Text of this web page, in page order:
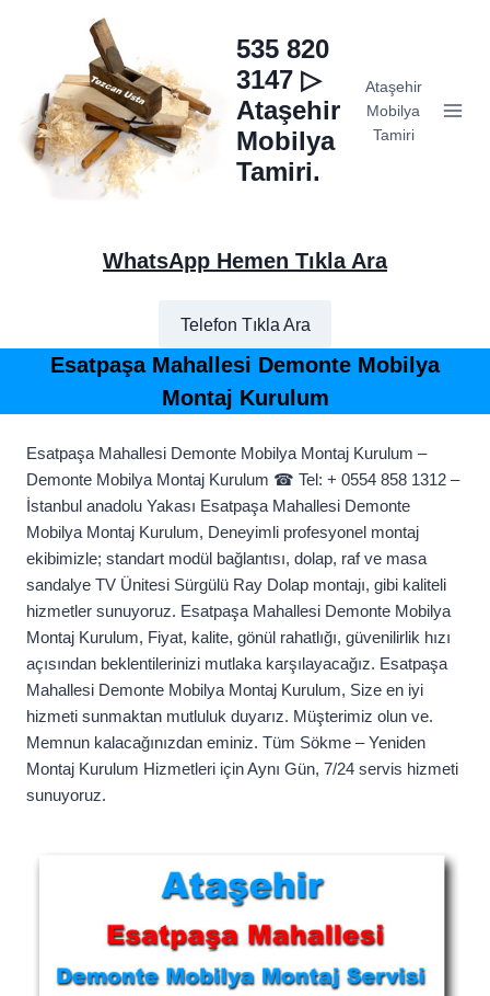
535 820
3147 ▷
Ataşehir
Mobilya
Tamiri.
Ataşehir
Mobilya
Tamiri
WhatsApp Hemen Tıkla Ara
Telefon Tıkla Ara
Esatpaşa Mahallesi Demonte Mobilya
Montaj Kurulum
Esatpaşa Mahallesi Demonte Mobilya Montaj Kurulum –
Demonte Mobilya Montaj Kurulum ☎ Tel: + 0554 858 1312 –
İstanbul anadolu Yakası Esatpaşa Mahallesi Demonte
Mobilya Montaj Kurulum, Deneyimli profesyonel montaj
ekibimizle; standart modül bağlantısı, dolap, raf ve masa
sandalye TV Ünitesi Sürgülü Ray Dolap montajı, gibi kaliteli
hizmetler sunuyoruz. Esatpaşa Mahallesi Demonte Mobilya
Montaj Kurulum, Fiyat, kalite, gönül rahatlığı, güvenilirlik hızı
açısından beklentilerinizi mutlaka karşılayacağız. Esatpaşa
Mahallesi Demonte Mobilya Montaj Kurulum, Size en iyi
hizmeti sunmaktan mutluluk duyarız. Müşterimiz olun ve.
Memnun kalacağınızdan eminiz. Tüm Sökme – Yeniden
Montaj Kurulum Hizmetleri için Aynı Gün, 7/24 servis hizmeti
sunuyoruz.